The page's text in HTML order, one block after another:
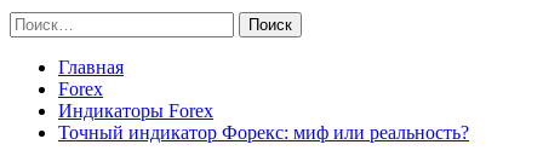
Найти:
Главная
Forex
Индикаторы Forex
Точный индикатор Форекс: миф или реальность?